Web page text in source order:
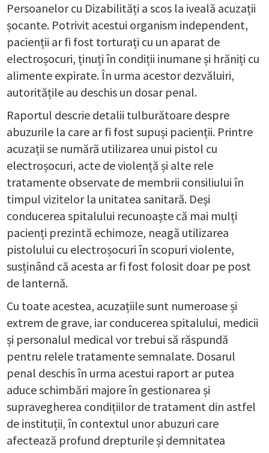
Persoanelor cu Dizabilități a scos la iveală acuzații
șocante. Potrivit acestui organism independent,
pacienții ar fi fost torturați cu un aparat de
electroșocuri, ținuți în condiții inumane și hrăniți cu
alimente expirate. În urma acestor dezvăluiri,
autoritățile au deschis un dosar penal.
Raportul descrie detalii tulburătoare despre
abuzurile la care ar fi fost supuși pacienții. Printre
acuzații se numără utilizarea unui pistol cu
electroșocuri, acte de violență și alte rele
tratamente observate de membrii consiliului în
timpul vizitelor la unitatea sanitară. Deși
conducerea spitalului recunoaște că mai mulți
pacienți prezintă echimoze, neagă utilizarea
pistolului cu electroșocuri în scopuri violente,
susținând că acesta ar fi fost folosit doar pe post
de lanternă.
Cu toate acestea, acuzațiile sunt numeroase și
extrem de grave, iar conducerea spitalului, medicii
și personalul medical vor trebui să răspundă
pentru relele tratamente semnalate. Dosarul
penal deschis în urma acestui raport ar putea
aduce schimbări majore în gestionarea și
supravegherea condițiilor de tratament din astfel
de instituții, în contextul unor abuzuri care
afectează profund drepturile și demnitatea